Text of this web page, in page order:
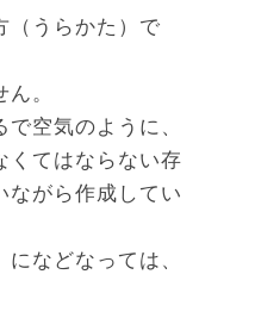
（うらかた）で
。
空気のように、
くてはならない存
ながら作成してい
などなっては、